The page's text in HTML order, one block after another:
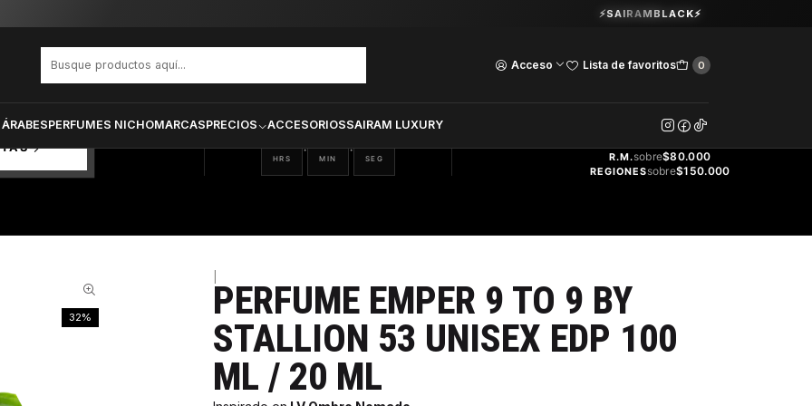
Acceso Lista de favoritos 0
PERFUMES NICHOMARCASPRECIOS ACCESORIOSSAIRAM LUXURY
Guardia Vieja 202. Oficina 102.Ver Horarios
⚡SAIRAMBLACK⚡
9 BY STALLION 53 UNISEX EDP 100 ML / 20 ML
06
HRS
: 28
MIN
: 20
SEG
GRATIS
R.M.sobre$80.000
REGIONESsobre$150.000
32%
PERFUME EMPER 9 TO 9 BY
STALLION 53 UNISEX EDP 100
ML / 20 ML